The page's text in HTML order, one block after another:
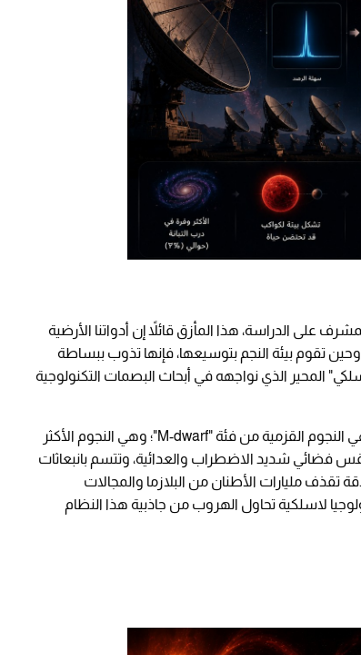
على الدراسة، هذا المأزق قائلاً إن أدواتنا الأرضية
تقوم بيئة النجم بتوسيعها، فإنها تذوب ببساطة
المحير الذي نواجهه في أبحاث البصمات التكنولوجية
المثير في الأمر أن المتهم الأول في هذه الخديعة الفلكية هي النجوم القزمية من فئة "M-dwarf"؛ وهي النجوم الأكثر
بنسبة تصل إلى 75%، وتتميز بطقس فضائي شديد الاضطراب والعدائية، وتتسم بانبعاثات
مليارات الأطنان من البلازما والمجالات
لاسلكية تحاول الهروب من جاذبية هذا النظام